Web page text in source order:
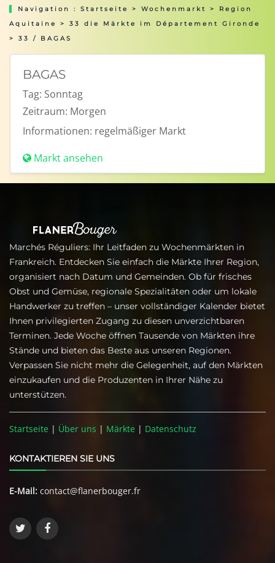
Navigation : Startseite > Wochenmarkt > Region
Aquitaine
> 33 die Märkte im Département Gironde
> 33 / BAGAS
BAGAS
Tag: Sonntag
Zeitraum: Morgen
Informationen: regelmäßiger Markt
Markt ansehen
Marchés Réguliers: Ihr Leitfaden zu Wochenmärkten in
Frankreich. Entdecken Sie einfach die Märkte Ihrer Region,
organisiert nach Datum und Gemeinden. Ob für frisches
Obst und Gemüse, regionale Spezialitäten oder um lokale
Handwerker zu treffen – unser vollständiger Kalender bietet
Ihnen privilegierten Zugang zu diesen unverzichtbaren
Terminen. Jede Woche öffnen Tausende von Märkten ihre
Stände und bieten das Beste aus unseren Regionen.
Verpassen Sie nicht mehr die Gelegenheit, auf den Märkten
einzukaufen und die Produzenten in Ihrer Nähe zu
unterstützen.
Startseite | Über uns | Märkte | Datenschutz
KONTAKTIEREN SIE UNS
E-Mail: contact@flanerbouger.fr